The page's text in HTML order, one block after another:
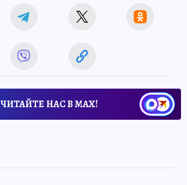
ЧИТАЙТЕ НАС В МАХ!